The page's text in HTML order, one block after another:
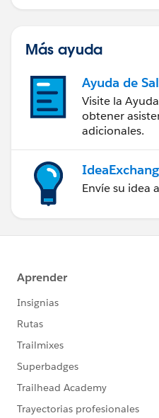
Más ayuda
Ayuda de
Visite la
obtener
adicionales.
Envíe su idea